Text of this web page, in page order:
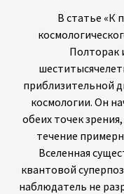
В статье «К
Полторак
приблизительной
космологии. Он
обеих точек
течение
Вселенная
квантовой
наблюдатель не